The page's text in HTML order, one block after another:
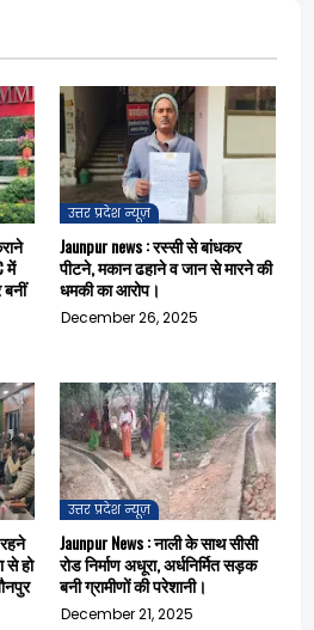
में
उत्तर प्रदेश न्यूज़
Jaunpur news : रस्सी से बांधकर
पीटने, मकान ढहाने व जान से मारने की
धमकी का आरोप।
December 26, 2025
से हो
उत्तर प्रदेश न्यूज़
Jaunpur News : नाली के साथ सीसी
रोड निर्माण अधूरा, अर्धनिर्मित सड़क
बनी ग्रामीणों की परेशानी।
December 21, 2025